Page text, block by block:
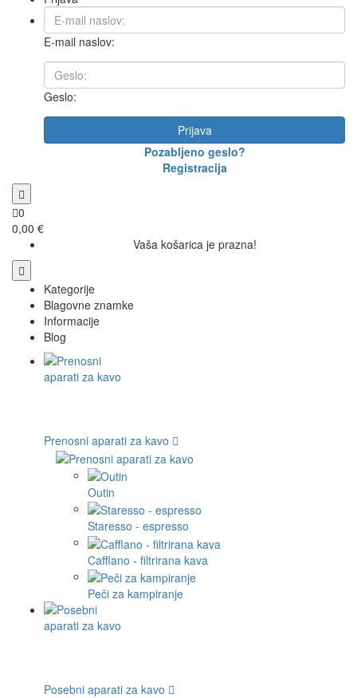
E-mail naslov:
Geslo:
Prijava
Pozabljeno geslo?
Registracija
0
0,00 €
Vaša košarica je prazna!
Kategorije
Blagovne znamke
Informacije
Blog
Prenosni aparati za kavo
Outin
Staresso - espresso
Cafflano - filtrirana kava
Peči za kampiranje
Posebni aparati za kavo